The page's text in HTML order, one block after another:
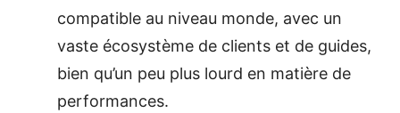
compatible au niveau monde, avec un
vaste écosystème de clients et de guides,
bien qu’un peu plus lourd en matière de
performances.